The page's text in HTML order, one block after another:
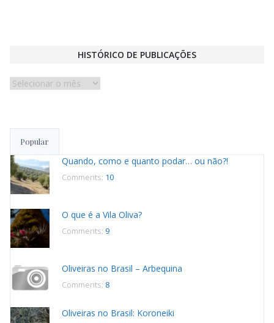
HISTÓRICO DE PUBLICAÇÕES
Histórico
Popular
Quando, como e quanto podar… ou não?!
Comments: 10
O que é a Vila Oliva?
Comments: 9
Oliveiras no Brasil – Arbequina
Comments: 8
Oliveiras no Brasil: Koroneiki